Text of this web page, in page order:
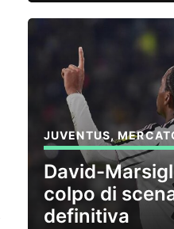
JUVENTUS,
David-
colpo di
definitiva